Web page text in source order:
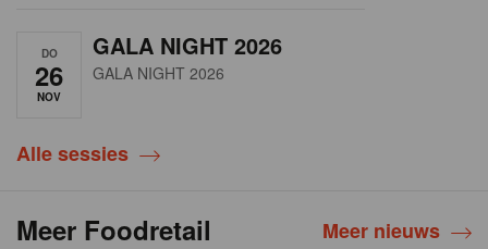
DO
26
NOV
GALA NIGHT 2026
GALA NIGHT 2026
Alle sessies
Meer Foodretail Meer nieuws